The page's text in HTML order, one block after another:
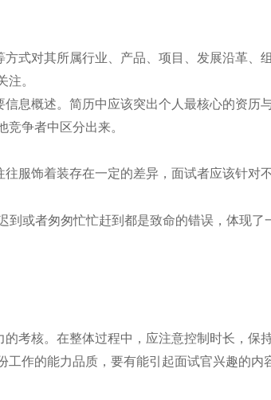
式对其所属行业、产品、项目、发展沿革、
注。
息概述。简历中应该突出个人最核心的资历
争者中区分出来。
服饰着装存在一定的差异，面试者应该针对
到或者匆匆忙忙赶到都是致命的错误，体现了
考核。在整体过程中，应注意控制时长，保
作的能力品质，要有能引起面试官兴趣的内